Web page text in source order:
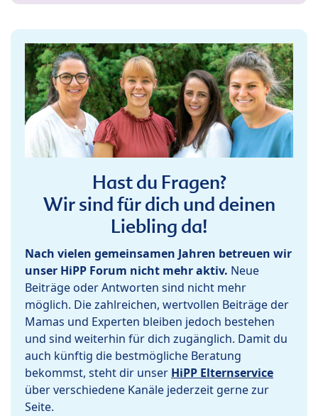
Hast du Fragen?
Wir sind für dich und deinen
Liebling da!
Nach vielen gemeinsamen Jahren betreuen wir
unser HiPP Forum nicht mehr aktiv. Neue
Beiträge oder Antworten sind nicht mehr
möglich. Die zahlreichen, wertvollen Beiträge der
Mamas und Experten bleiben jedoch bestehen
und sind weiterhin für dich zugänglich. Damit du
auch künftig die bestmögliche Beratung
bekommst, steht dir unser HiPP Elternservice
über verschiedene Kanäle jederzeit gerne zur
Seite.